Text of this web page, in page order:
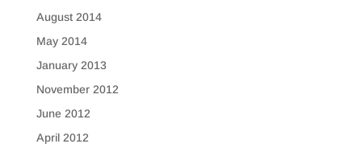
August 2014
May 2014
January 2013
November 2012
June 2012
April 2012